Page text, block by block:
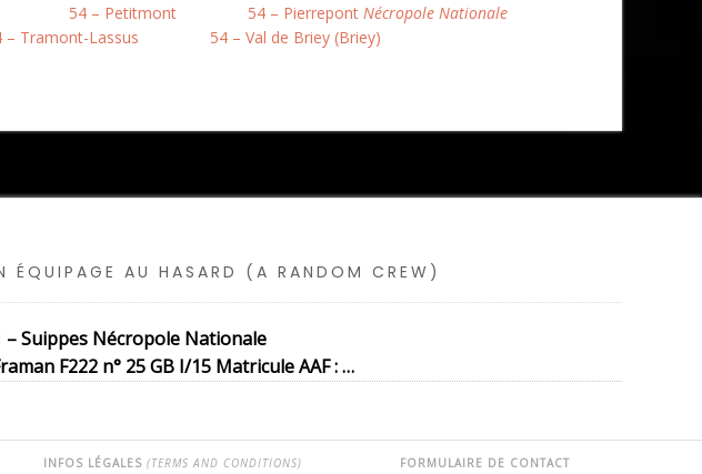
54 – Petitmont 54 – Pierrepont Nécropole Nationale
– Tramont-Lassus
54 – Val de Briey (Briey)
ÉQUIPAGE AU HASARD (A RANDOM CREW)
– Suippes Nécropole Nationale
F222 n° 25 GB I/15 Matricule AAF : …
INFOS LÉGALES (TERMS AND CONDITIONS) FORMULAIRE DE CONTACT